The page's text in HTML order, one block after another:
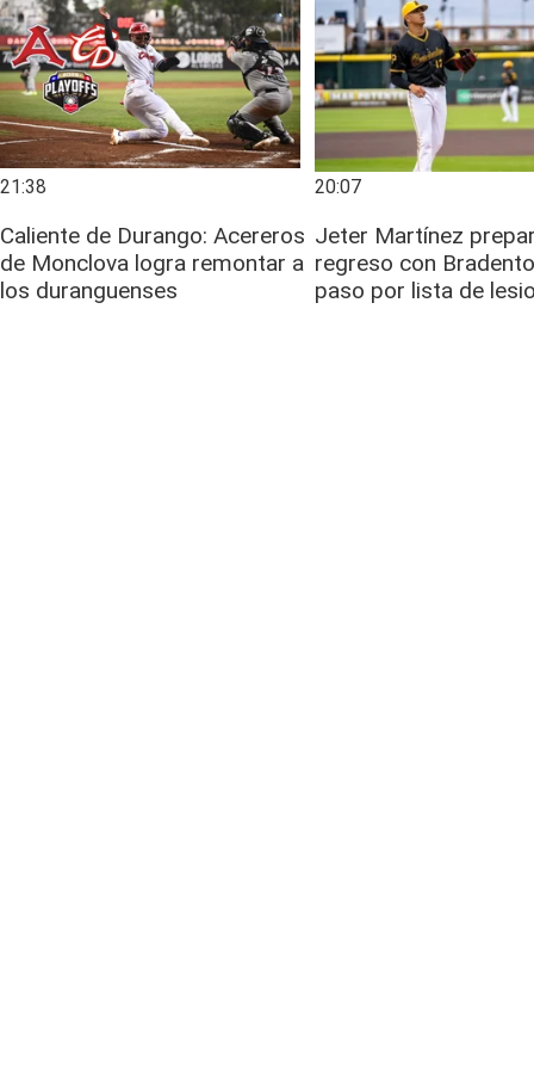
21:38
Caliente de Durango: Acereros
de Monclova logra remontar a
los duranguenses
20:07
Jeter Martínez
regreso con
paso por lista de